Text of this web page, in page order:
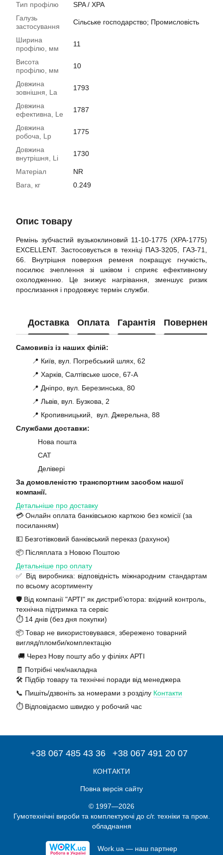
Тип профілю
SPA / XPA
Галузь
застосування
Сільське господарство; Промисловість
Ширина
профілю, мм
11
Висота
профілю, мм
10
Довжина
зовнішня, La
1793
Довжина
ефективна, Le
1787
Довжина
робоча, Lp
1775
Довжина
внутрішня, Li
1730
Матеріал
NR
Вага, кг
0.249
Опис товару
Ремінь зубчастий вузькоклиновий 11-10-1775 (XPA-1775)
EXCELLENT. Застосовується в техніці ПАЗ-3205, ГАЗ-71,
66. Внутрішня поверхня ременя покращує гнучкість,
посилює зчеплення зі шківом і сприяє ефективному
охолодженню. Це знижує нагрівання, зменшує ризик
прослизання і продовжує термін служби.
Доставка Оплата Гарантія Повернення
Самовивіз із наших філій:
📍 Київ, вул. Погребський шлях, 62
📍 Харків, Салтівське шосе, 67-А
📍 Дніпро, вул. Березинська, 80
📍 Львів, вул. Бузкова, 2
📍 Кропивницький, вул. Джерельна, 88
Службами доставки:
Нова пошта
САТ
Делівері
За домовленістю транспортним засобом нашої
компанії.
Детальніше про доставку
💳 Онлайн оплата банківською карткою без комісії (за
посиланням)
💵 Безготівковий банківський переказ (рахунок)
📦 Післяплата з Новою Поштою
Детальніше про оплату
✅ Від виробника: відповідність міжнародним стандартам
по всьому асортименту
🛡️ Від компанії "АРТІ" як дистриб’ютора: вхідний контроль,
технічна підтримка та сервіс
⏱️ 14 днів (без дня покупки)
📦 Товар не використовувався, збережено товарний
вигляд/пломби/комплектацію
🚚 Через Нову пошту або у філіях АРТІ
🧾 Потрібні чек/накладна
🛠️ Підбір товару та технічні поради від менеджера
📞 Пишіть/дзвоніть за номерами з розділу Контакти
⏱️ Відповідаємо швидко у робочий час
+38 067 485 43 36 +38 067 491 20 07
КОНТАКТИ
Повна версія сайту
© 1997—2026
Гумотехнічні вироби та комплектуючі до с/г. техніки та пром.
обладнання
Work.ua — наш партнер